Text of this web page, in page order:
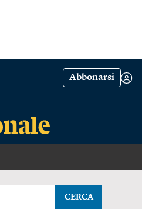
Abbonarsi
CERCA